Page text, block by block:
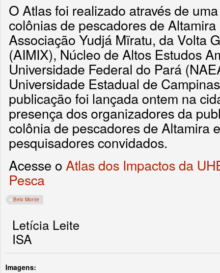
O Atlas foi realizado através de
colônias de pescadores de
Associação Yudjá Mïratu, da Volta
(AIMIX), Núcleo de Altos Estudos
Universidade Federal do Pará
Universidade Estadual de
publicação foi lançada ontem na
presença dos organizadores da
colônia de pescadores de Altamira
pesquisadores convidados.
Acesse o Atlas dos Impactos da
Pesca
Belo Monte
Letícia Leite
ISA
Imagens: